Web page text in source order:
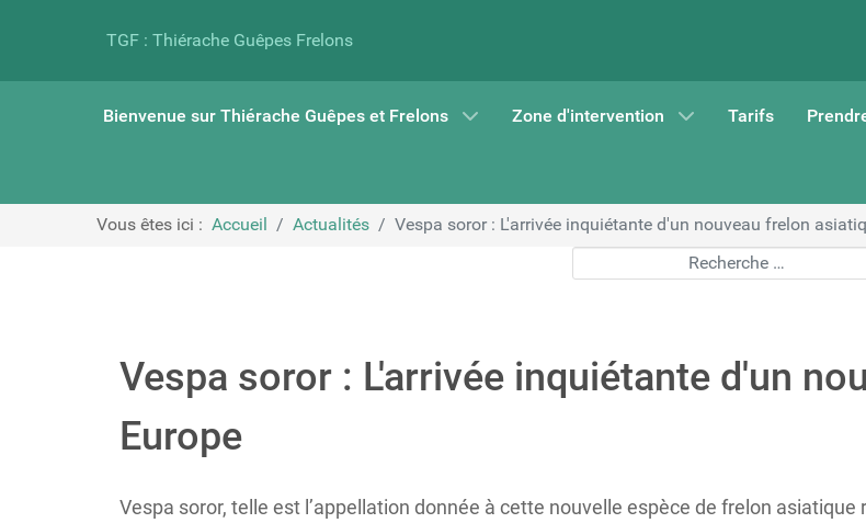
TGF : Thiérache Guêpes Frelons
Bienvenue sur Thiérache Guêpes et Frelons Zone d'intervention Tarifs
Vous êtes ici : Accueil Actualités
Vespa soror : L'arrivée inquiétante d'un nouveau frelon
Vespa soror : L'arrivée inquiétante d'un
Europe
Vespa soror, telle est l’appellation donnée à cette nouvelle espèce de frelon